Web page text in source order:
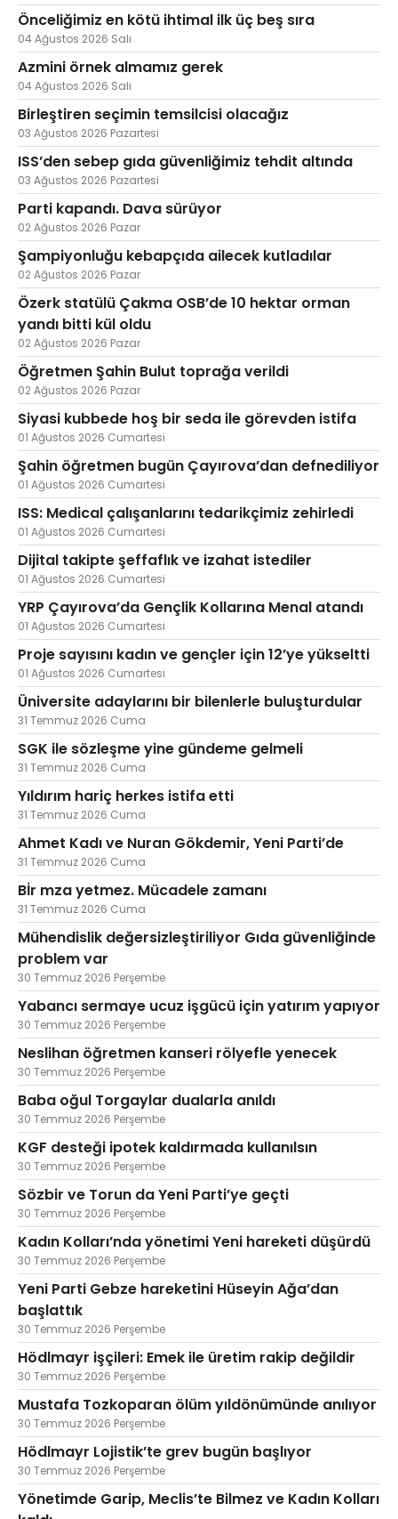
Önceliğimiz en kötü ihtimal ilk üç beş sıra
04 Ağustos 2026 Salı
Azmini örnek almamız gerek
04 Ağustos 2026 Salı
Birleştiren seçimin temsilcisi olacağız
03 Ağustos 2026 Pazartesi
ISS’den sebep gıda güvenliğimiz tehdit altında
03 Ağustos 2026 Pazartesi
Parti kapandı. Dava sürüyor
02 Ağustos 2026 Pazar
Şampiyonluğu kebapçıda ailecek kutladılar
02 Ağustos 2026 Pazar
Özerk statülü Çakma OSB’de 10 hektar orman
yandı bitti kül oldu
02 Ağustos 2026 Pazar
Öğretmen Şahin Bulut toprağa verildi
02 Ağustos 2026 Pazar
Siyasi kubbede hoş bir seda ile görevden istifa
01 Ağustos 2026 Cumartesi
Şahin öğretmen bugün Çayırova’dan defnediliyor
01 Ağustos 2026 Cumartesi
ISS: Medical çalışanlarını tedarikçimiz zehirledi
01 Ağustos 2026 Cumartesi
Dijital takipte şeffaflık ve izahat istediler
01 Ağustos 2026 Cumartesi
YRP Çayırova’da Gençlik Kollarına Menal atandı
01 Ağustos 2026 Cumartesi
Proje sayısını kadın ve gençler için 12’ye yükseltti
01 Ağustos 2026 Cumartesi
Üniversite adaylarını bir bilenlerle buluşturdular
31 Temmuz 2026 Cuma
SGK ile sözleşme yine gündeme gelmeli
31 Temmuz 2026 Cuma
Yıldırım hariç herkes istifa etti
31 Temmuz 2026 Cuma
Ahmet Kadı ve Nuran Gökdemir, Yeni Parti’de
31 Temmuz 2026 Cuma
Bİr mza yetmez. Mücadele zamanı
31 Temmuz 2026 Cuma
Mühendislik değersizleştiriliyor Gıda güvenliğinde
problem var
30 Temmuz 2026 Perşembe
Yabancı sermaye ucuz işgücü için yatırım yapıyor
30 Temmuz 2026 Perşembe
Neslihan öğretmen kanseri rölyefle yenecek
30 Temmuz 2026 Perşembe
Baba oğul Torgaylar dualarla anıldı
30 Temmuz 2026 Perşembe
KGF desteği ipotek kaldırmada kullanılsın
30 Temmuz 2026 Perşembe
Sözbir ve Torun da Yeni Parti’ye geçti
30 Temmuz 2026 Perşembe
Kadın Kolları’nda yönetimi Yeni hareketi düşürdü
30 Temmuz 2026 Perşembe
Yeni Parti Gebze hareketini Hüseyin Ağa’dan
başlattık
30 Temmuz 2026 Perşembe
Hödlmayr işçileri: Emek ile üretim rakip değildir
30 Temmuz 2026 Perşembe
Mustafa Tozkoparan ölüm yıldönümünde anılıyor
30 Temmuz 2026 Perşembe
Hödlmayr Lojistik’te grev bugün başlıyor
30 Temmuz 2026 Perşembe
Yönetimde Garip, Meclis’te Bilmez ve Kadın Kolları